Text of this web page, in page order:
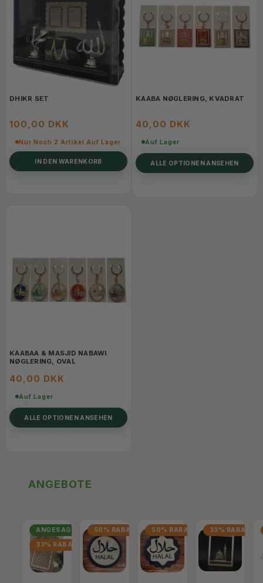
DHIKR SET
100,00 DKK
Nur Noch 2 Artikel Auf Lager
IN DEN WARENKORB
KAABA NØGLERING, KVADRAT
40,00 DKK
Auf Lager
ALLE OPTIONEN ANSEHEN
KAABAA & MASJID NABAWI
NØGLERING, OVAL
40,00 DKK
Auf Lager
ALLE OPTIONEN ANSEHEN
ANGEBOTE
ANGESAGT
33% RABATT
50% RABATT 50% RABATT 33% RABATT